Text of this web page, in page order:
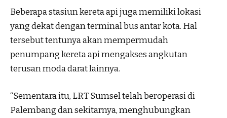
Beberapa stasiun kereta api juga memiliki lokasi
yang dekat dengan terminal bus antar kota. Hal
tersebut tentunya akan mempermudah
penumpang kereta api mengakses angkutan
terusan moda darat lainnya.
“Sementara itu, LRT Sumsel telah beroperasi di
Palembang dan sekitarnya, menghubungkan